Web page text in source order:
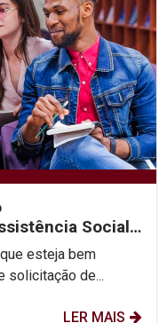
Social
esteja bem
solicitação de...
LER MAIS